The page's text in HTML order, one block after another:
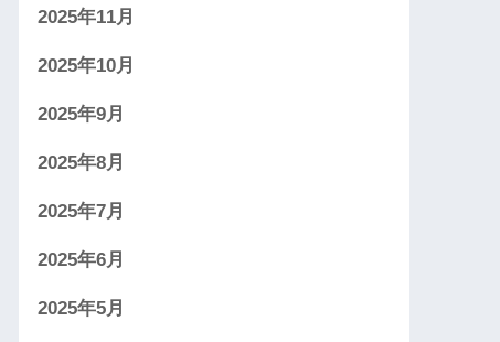
2025年11月
2025年10月
2025年9月
2025年8月
2025年7月
2025年6月
2025年5月